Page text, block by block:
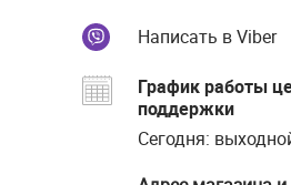
Написать в Viber
График работы
поддержки
Сегодня: